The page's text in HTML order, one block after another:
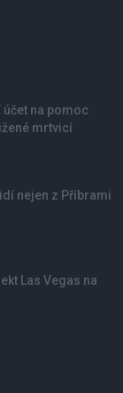
na pomoc
mrtvicí
nejen z Příbrami
Las Vegas na